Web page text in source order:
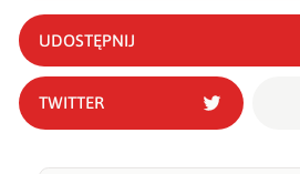
UDOSTĘPNIJ
TWITTER